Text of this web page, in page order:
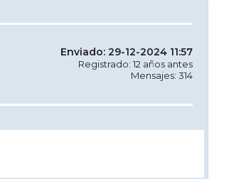
Enviado: 29-12-2024 11:57
Registrado: 12 años antes
Mensajes: 314